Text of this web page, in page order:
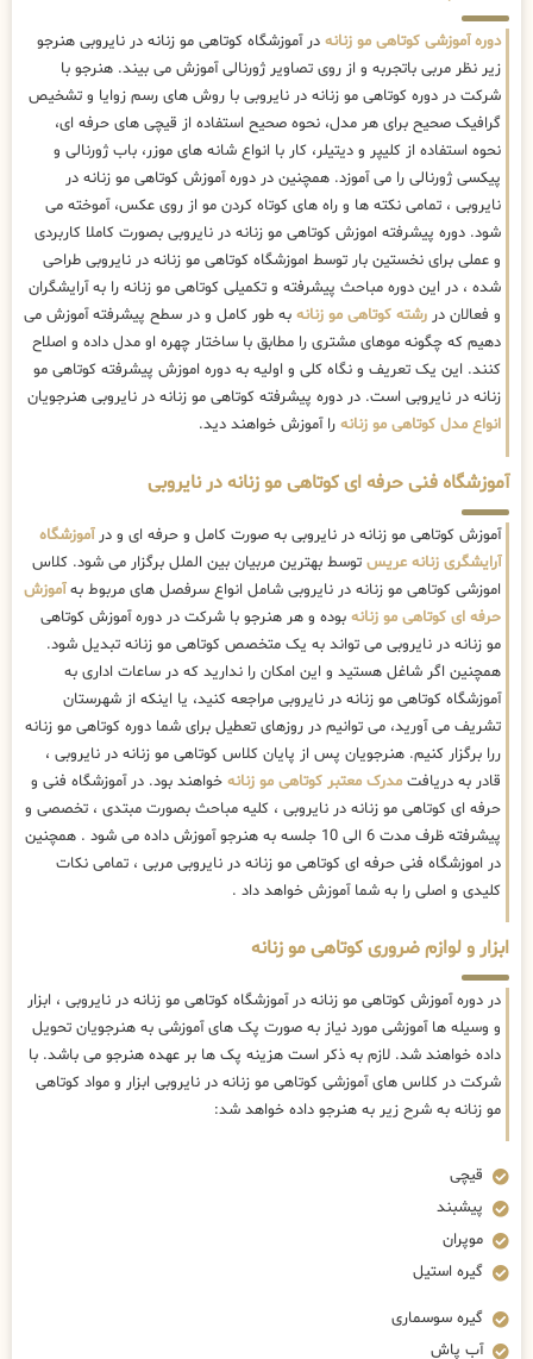
دوره آموزشی کوتاهی مو زنانه در آموزشگاه کوتاهی مو زنانه در نایروبی هنرجو
زیر نظر مربی باتجربه و از روی تصاویر ژورنالی آموزش می بیند. هنرجو با
شرکت در دوره کوتاهی مو زنانه در نایروبی با روش های رسم زوایا و تشخیص
گرافیک صحیح برای هر مدل، نحوه صحیح استفاده از قیچی های حرفه ای،
نحوه استفاده از کلیپر و دیتیلر، کار با انواع شانه های موزر، باب ژورنالی و
پیکسی ژورنالی را می آموزد. همچنین در دوره آموزش کوتاهی مو زنانه در
نایروبی ، تمامی نکته ها و راه های کوتاه کردن مو از روی عکس، آموخته می
شود. دوره پیشرفته اموزش کوتاهی مو زنانه در نایروبی بصورت کاملا کاربردی
و عملی برای نخستین بار توسط اموزشگاه کوتاهی مو زنانه در نایروبی طراحی
شده ، در این دوره مباحث پیشرفته و تکمیلی کوتاهی مو زنانه را به آرایشگران
و فعالان در رشته کوتاهی مو زنانه به طور کامل و در سطح پیشرفته آموزش می
دهیم که چگونه موهای مشتری را مطابق با ساختار چهره او مدل داده و اصلاح
کنند. این یک تعریف و نگاه کلی و اولیه به دوره اموزش پیشرفته کوتاهی مو
زنانه در نایروبی است. در دوره پیشرفته کوتاهی مو زنانه در نایروبی هنرجویان
انواع مدل کوتاهی مو زنانه را آموزش خواهند دید.
آموزشگاه فنی حرفه ای کوتاهی مو زنانه در نایروبی
آموزش کوتاهی مو زنانه در نایروبی به صورت کامل و حرفه ای و درآموزشگاه
آرایشگری زنانه عریس توسط بهترین مربیان بین الملل برگزار می شود. کلاس
اموزشی کوتاهی مو زنانه در نایروبی شامل انواع سرفصل های مربوط بهآموزش
حرفه ای کوتاهی مو زنانه بوده و هر هنرجو با شرکت در دوره آموزش کوتاهی
مو زنانه در نایروبی می تواند به یک متخصص کوتاهی مو زنانه تبدیل شود.
همچنین اگر شاغل هستید و این امکان را ندارید که در ساعات اداری به
آموزشگاه کوتاهی مو زنانه در نایروبی مراجعه کنید، یا اینکه از شهرستان
تشریف می آورید، می توانیم در روزهای تعطیل برای شما دوره کوتاهی مو زنانه
ررا برگزار کنیم. هنرجویان پس از پایان کلاس کوتاهی مو زنانه در نایروبی ،
قادر به دریافت مدرک معتبر کوتاهی مو زنانه خواهند بود. در آموزشگاه فنی و
حرفه ای کوتاهی مو زنانه در نایروبی ، کلیه مباحث بصورت مبتدی ، تخصصی و
پیشرفته ظرف مدت 6 الی 10 جلسه به هنرجو آموزش داده می شود . همچنین
در اموزشگاه فنی حرفه ای کوتاهی مو زنانه در نایروبی مربی ، تمامی نکات
کلیدی و اصلی را به شما آموزش خواهد داد .
ابزار و لوازم ضروری کوتاهی مو زنانه
در دوره آموزش کوتاهی مو زنانه در آموزشگاه کوتاهی مو زنانه در نایروبی ، ابزار
و وسیله ها آموزشی مورد نیاز به صورت پک های آموزشی به هنرجویان تحویل
داده خواهند شد. لازم به ذکر است هزینه پک ها بر عهده هنرجو می باشد. با
شرکت در کلاس های آموزشی کوتاهی مو زنانه در نایروبی ابزار و مواد کوتاهی
مو زنانه به شرح زیر به هنرجو داده خواهد شد:
قیچی
پیشبند
موپران
گیره استیل
گیره سوسماری
آب پاش